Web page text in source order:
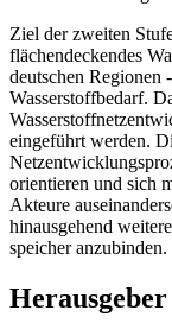
Ziel der zweiten
flächendeckendes
deutschen Regionen
Wasserstoffbedarf.
eingeführt werden.
orientieren und sich
Akteure
hinausgehend
speicher anzubinden.
Herausgeber